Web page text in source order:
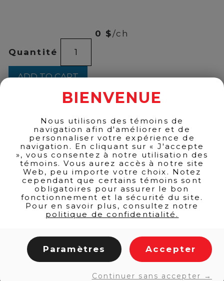
0 $/ch
Quantité
RAMAZ.1.14L
6
quantity
ADD TO CART
BACK TO PRODUCTS
BIENVENUE
Nous utilisons des témoins de
navigation afin d'améliorer et de
personnaliser votre expérience de
navigation. En cliquant sur « J'accepte
», vous consentez à notre utilisation des
témoins. Vous aurez accès à notre site
Web, peu importe votre choix. Notez
cependant que certains témoins sont
obligatoires pour assurer le bon
fonctionnement et la sécurité du site.
Pour en savoir plus, consultez notre
politique de confidentialité.
Paramètres Accepter
Continuer sans accepter →